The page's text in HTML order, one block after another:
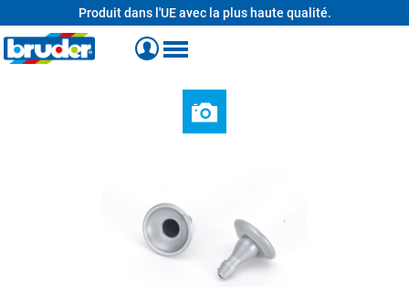
Produit dans l'UE avec la plus haute qualité.